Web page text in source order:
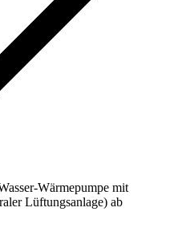
Wärmepumpe mit
Lüftungsanlage) ab